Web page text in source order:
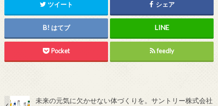
ツイート シェア
はてブ
Pocket feedly
未来の元気に欠かせない体づくりを。サントリー株式会社